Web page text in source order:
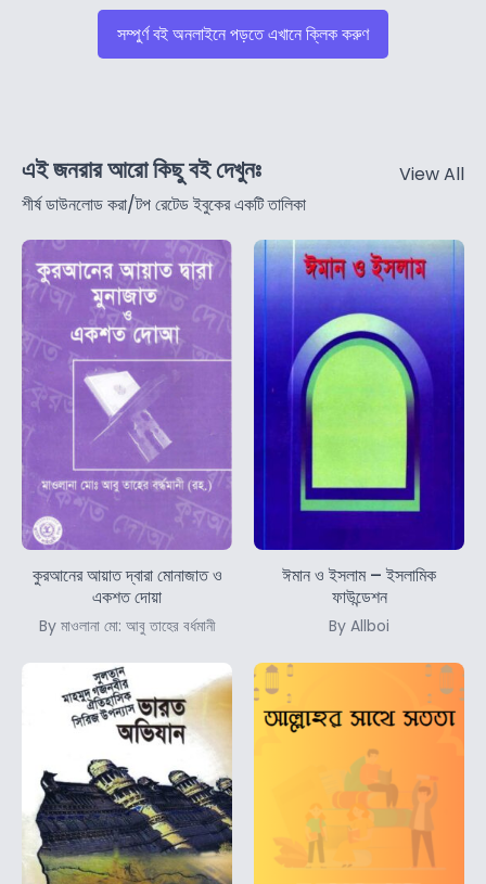
সম্পুর্ণ বই অনলাইনে পড়তে এখানে ক্লিক করুণ
এই জনরার আরো কিছু বই দেখুনঃ
শীর্ষ ডাউনলোড করা/টপ রেটেড ইবুকের একটি তালিকা
View All
কুরআনের আয়াত দ্বারা মোনাজাত ও
একশত দোয়া
By মাওলানা মো: আবু তাহের বর্ধমানী
ঈমান ও ইসলাম – ইসলামিক
ফাউন্ডেশন
By Allboi